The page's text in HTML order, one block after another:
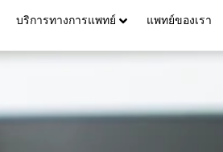
บริการทางการแพทย์ แพทย์ของเรา